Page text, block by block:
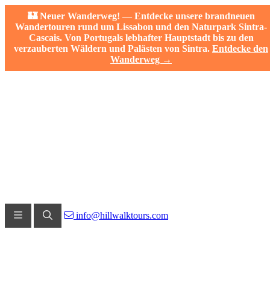
🏰 Neuer Wanderweg! — Entdecke unsere brandneuen
Wandertouren rund um Lissabon und den Naturpark Sintra-
Cascais. Von Portugals lebhafter Hauptstadt bis zu den
verzauberten Wäldern und Palästen von Sintra. Entdecke den
Wanderweg →
info@hillwalktours.com